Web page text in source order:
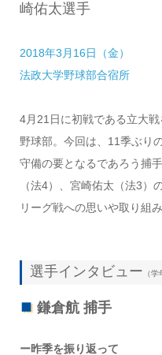
崎佑太選手
2018年3月16日（金）
法政大学野球部合宿所
4月21日に初戦である立大
野球部。今回は、11季ぶり
守備の要となるであろう捕
（法4）、宮崎佑太（法3）
リーグ戦への思いや取り組み
選手インタビュー （
鎌倉航 捕手
ー昨季を振り返って